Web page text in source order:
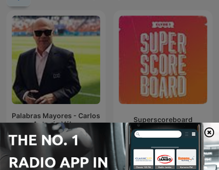
Palabras Mayores - Carlos
Antonio Vélez
Superscoreboard